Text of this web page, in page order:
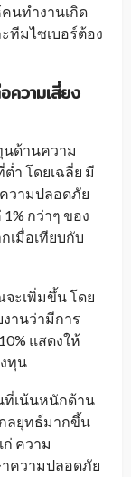
คนทำงานเกิด
ทีมไซเบอร์ต้อง
ความเสี่ยง
นด้านความ
ำ โดยเฉลี่ย มี
วามปลอดภัย
กว่าๆ ของ
เมื่อเทียบกับ
ะเพิ่มขึ้น โดย
งานว่ามีการ
แสดงให้
ทุน
ที่เน้นหนักด้าน
กลยุทธ์มากขึ้น
ความ
ความปลอดภัย